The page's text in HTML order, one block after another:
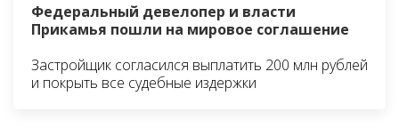
Федеральный девелопер и власти
Прикамья пошли на мировое соглашение
Застройщик согласился выплатить 200 млн рублей
и покрыть все судебные издержки